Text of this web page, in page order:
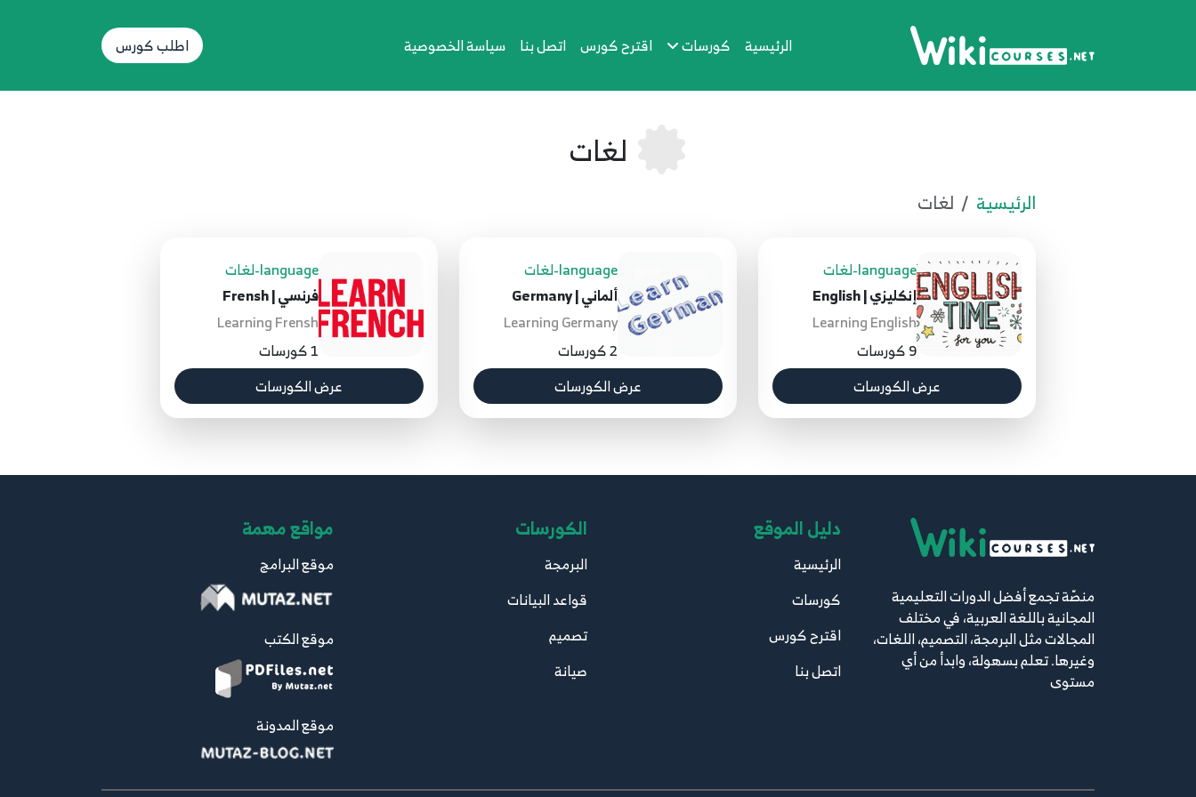
الرئيسية كورسات اقترح كورس اتصل بنا سياسة الخصوصية اطلب كورس
لغات
الرئيسية لغات
language-لغات
إنكليزي | English
Learning English
9 كورسات
عرض الكورسات
language-لغات
ألماني | Germany
Learning Germany
2 كورسات
عرض الكورسات
language-لغات
فرنسي | Frensh
Learning Frensh
1 كورسات
عرض الكورسات
منصّة تجمع أفضل الدورات التعليمية
المجانية باللغة العربية، في مختلف
المجالات مثل البرمجة، التصميم، اللغات،
وغيرها. تعلم بسهولة، وابدأ من أي
مستوى
دليل الموقع
الرئيسية
كورسات
اقترح كورس
اتصل بنا
الكورسات
البرمجة
قواعد البيانات
تصميم
صيانة
مواقع مهمة
موقع البرامج
موقع الكتب
موقع المدونة